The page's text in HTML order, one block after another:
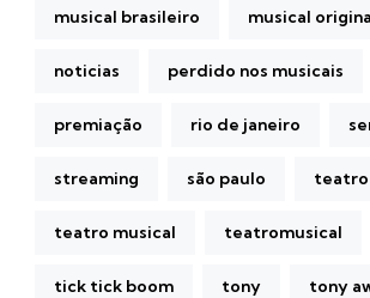
musical brasileiro musical
noticias perdido nos musicais
premiação rio de janeiro
streaming são paulo teatro
teatro musical teatromusical
tick tick boom tony tony